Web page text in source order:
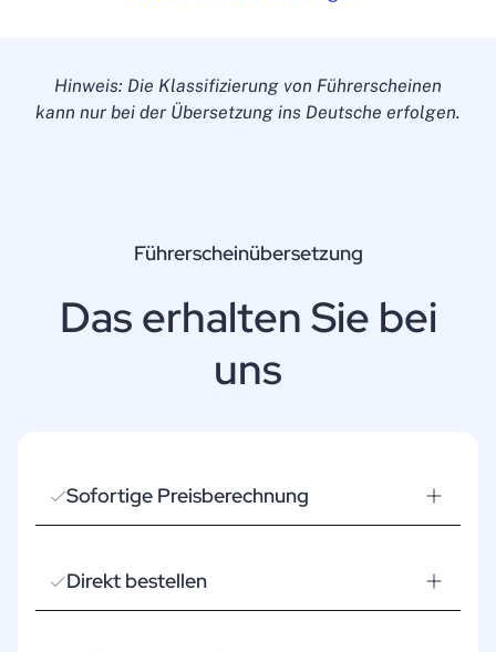
Hinweis: Die Klassifizierung von Führerscheinen
kann nur bei der Übersetzung ins Deutsche erfolgen.
Führerscheinübersetzung
Das erhalten Sie bei
uns
Sofortige Preisberechnung
Direkt bestellen